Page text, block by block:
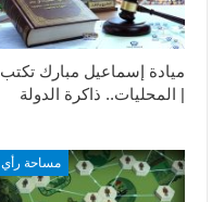
ميادة إسماعيل مبارك تكتب
| المحليات.. ذاكرة الدولة
مساحة رأي